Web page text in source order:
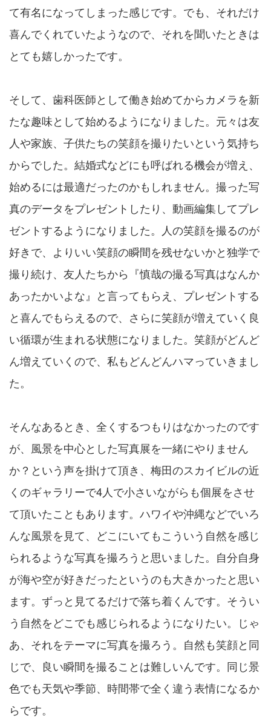
て有名になってしまった感じです。でも、それだけ
喜んでくれていたようなので、それを聞いたときは
とても嬉しかったです。
そして、歯科医師として働き始めてからカメラを新
たな趣味として始めるようになりました。元々は友
人や家族、子供たちの笑顔を撮りたいという気持ち
からでした。結婚式などにも呼ばれる機会が増え、
始めるには最適だったのかもしれません。撮った写
真のデータをプレゼントしたり、動画編集してプレ
ゼントするようになりました。人の笑顔を撮るのが
好きで、よりいい笑顔の瞬間を残せないかと独学で
撮り続け、友人たちから『慎哉の撮る写真はなんか
あったかいよな』と言ってもらえ、プレゼントする
と喜んでもらえるので、さらに笑顔が増えていく良
い循環が生まれる状態になりました。笑顔がどんど
ん増えていくので、私もどんどんハマっていきまし
た。
そんなあるとき、全くするつもりはなかったのです
が、風景を中心とした写真展を一緒にやりません
か？という声を掛けて頂き、梅田のスカイビルの近
くのギャラリーで4人で小さいながらも個展をさせ
て頂いたこともあります。ハワイや沖縄などでいろ
んな風景を見て、どこにいてもこういう自然を感じ
られるような写真を撮ろうと思いました。自分自身
が海や空が好きだったというのも大きかったと思い
ます。ずっと見てるだけで落ち着くんです。そうい
う自然をどこでも感じられるようになりたい。じゃ
あ、それをテーマに写真を撮ろう。自然も笑顔と同
じで、良い瞬間を撮ることは難しいんです。同じ景
色でも天気や季節、時間帯で全く違う表情になるか
らです。